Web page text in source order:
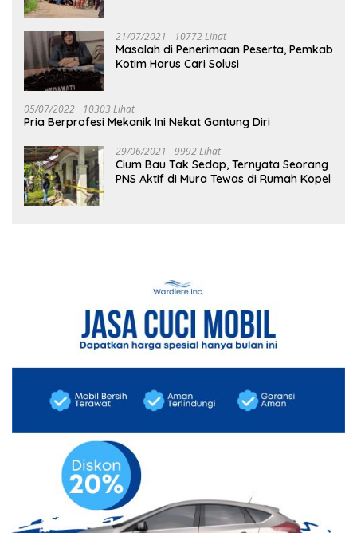
21/07/2021 10772 Lihat
Masalah di Penerimaan Peserta, Pemkab
Kotim Harus Cari Solusi
05/07/2022 10303 Lihat
Pria Berprofesi Mekanik Ini Nekat Gantung Diri
29/06/2021 9992 Lihat
Cium Bau Tak Sedap, Ternyata Seorang
PNS Aktif di Mura Tewas di Rumah Kopel